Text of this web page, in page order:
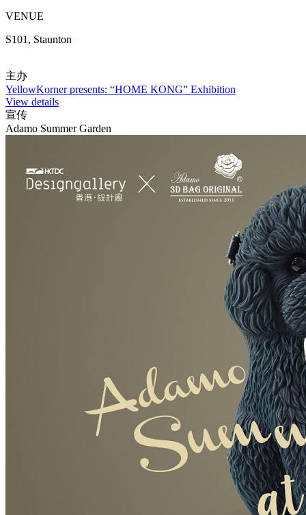
VENUE
S101, Staunton
主办
YellowKorner presents: “HOME KONG” Exhibition
View details
宣传
Adamo Summer Garden